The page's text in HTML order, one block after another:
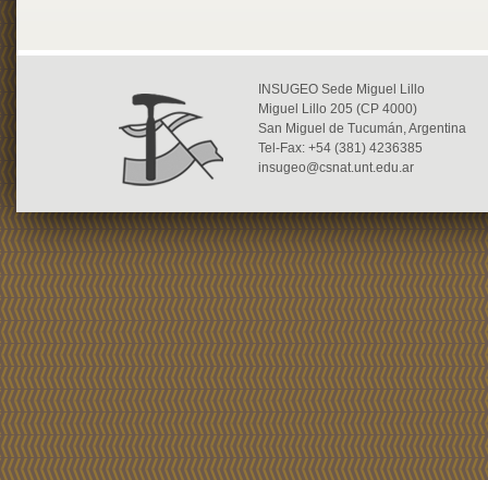
INSUGEO Sede Miguel Lillo
Miguel Lillo 205 (CP 4000)
San Miguel de Tucumán, Argentina
Tel-Fax: +54 (381) 4236385
insugeo@csnat.unt.edu.ar